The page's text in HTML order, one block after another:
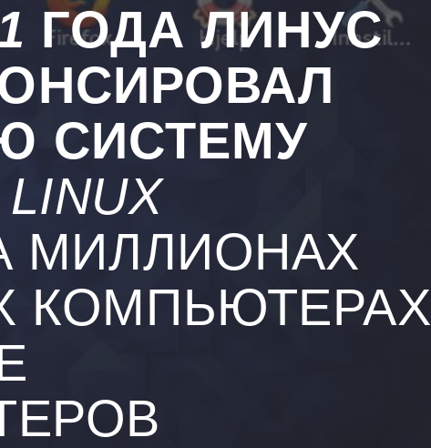
ГОДА ЛИНУС
СИСТЕМУ
LINUX
МИЛЛИОНАХ
КОМПЬЮТЕРАХ